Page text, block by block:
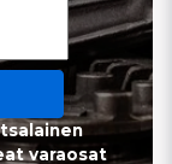
varaosat